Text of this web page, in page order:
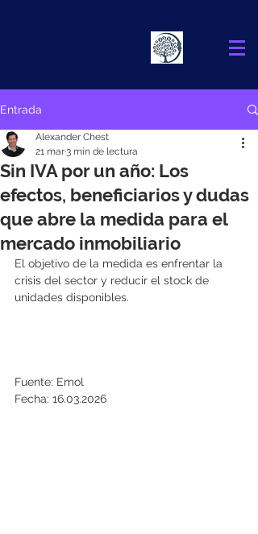
Entrada
Sin IVA por un año: Los
efectos, beneficiarios y dudas
que abre la medida para el
mercado inmobiliario
Alexander Chest
21 mar3 min de lectura
El objetivo de la medida es enfrentar la
crisis del sector y reducir el stock de
unidades disponibles.
Fuente: Emol
Fecha: 16.03.2026